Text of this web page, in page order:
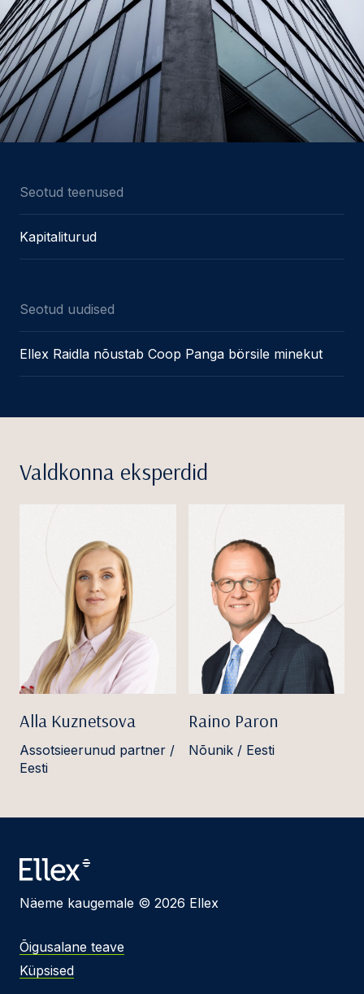
Seotud teenused
Kapitaliturud
Seotud uudised
Ellex Raidla nõustab Coop Panga börsile minekut
Valdkonna eksperdid
Alla Kuznetsova
Assotsieerunud partner /
Eesti
Raino Paron
Nõunik / Eesti
Näeme kaugemale © 2026 Ellex
Õigusalane teave
Küpsised